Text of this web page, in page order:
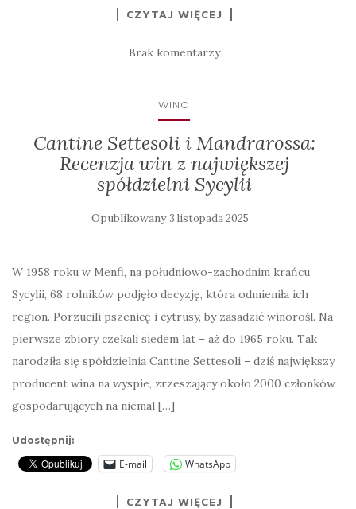
CZYTAJ WIĘCEJ
Brak komentarzy
WINO
Cantine Settesoli i Mandrarossa:
Recenzja win z największej
spółdzielni Sycylii
Opublikowany 3 listopada 2025
W 1958 roku w Menfi, na południowo-zachodnim krańcu
Sycylii, 68 rolników podjęło decyzję, która odmieniła ich
region. Porzucili pszenicę i cytrusy, by zasadzić winorośl. Na
pierwsze zbiory czekali siedem lat – aż do 1965 roku. Tak
narodziła się spółdzielnia Cantine Settesoli – dziś największy
producent wina na wyspie, zrzeszający około 2000 członków
gospodarujących na niemal […]
Udostępnij:
E-mail WhatsApp
CZYTAJ WIĘCEJ